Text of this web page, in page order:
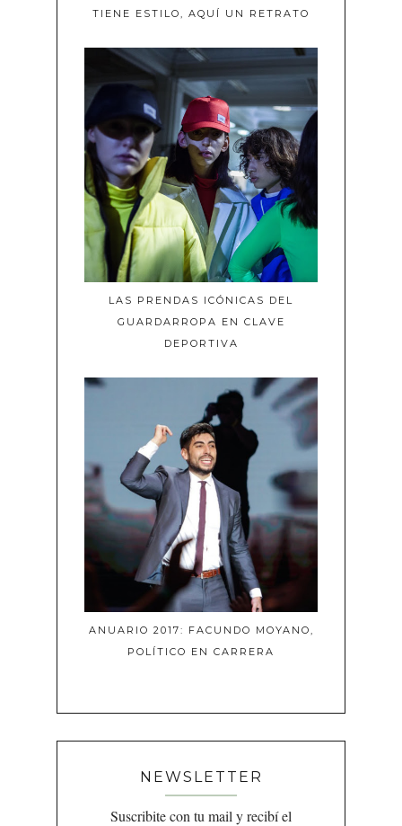
TIENE ESTILO, AQUÍ UN RETRATO
LAS PRENDAS ICÓNICAS DEL
GUARDARROPA EN CLAVE
DEPORTIVA
ANUARIO 2017: FACUNDO MOYANO,
POLÍTICO EN CARRERA
NEWSLETTER
Suscribite con tu mail y recibí el